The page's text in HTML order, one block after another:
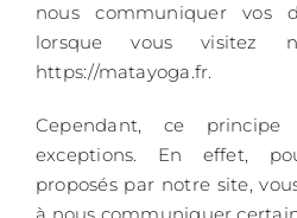
nous communiquer vos
lorsque vous visitez
https://matayoga.fr.
Cependant, ce principe
exceptions. En effet,
proposés par notre site,